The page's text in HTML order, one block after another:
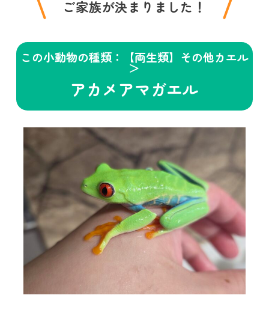
ご家族が決まりました！
この小動物の種類：【両生類】その他カエル
＞
アカメアマガエル